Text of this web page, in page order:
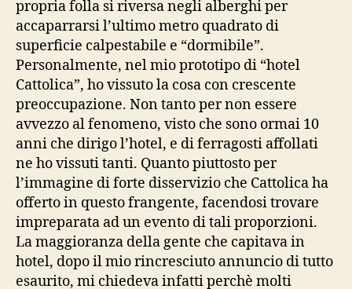
propria folla si riversa negli alberghi per
accaparrarsi l’ultimo metro quadrato di
superficie calpestabile e “dormibile”.
Personalmente, nel mio prototipo di “hotel
Cattolica”, ho vissuto la cosa con crescente
preoccupazione. Non tanto per non essere
avvezzo al fenomeno, visto che sono ormai 10
anni che dirigo l’hotel, e di ferragosti affollati
ne ho vissuti tanti. Quanto piuttosto per
l’immagine di forte disservizio che Cattolica ha
offerto in questo frangente, facendosi trovare
impreparata ad un evento di tali proporzioni.
La maggioranza della gente che capitava in
hotel, dopo il mio rincresciuto annuncio di tutto
esaurito, mi chiedeva infatti perchè molti